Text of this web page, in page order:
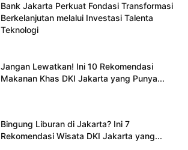
Bank Jakarta Perkuat Fondasi Transformasi
Berkelanjutan melalui Investasi Talenta
Teknologi
Jangan Lewatkan! Ini 10 Rekomendasi
Makanan Khas DKI Jakarta yang Punya...
Bingung Liburan di Jakarta? Ini 7
Rekomendasi Wisata DKI Jakarta yang...